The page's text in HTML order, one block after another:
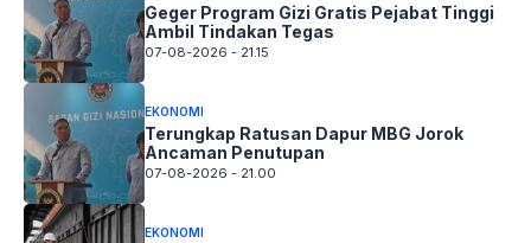
Geger Program Gizi Gratis Pejabat Tinggi
Ambil Tindakan Tegas
07-08-2026 - 21.15
EKONOMI
Terungkap Ratusan Dapur MBG Jorok
Ancaman Penutupan
07-08-2026 - 21.00
EKONOMI